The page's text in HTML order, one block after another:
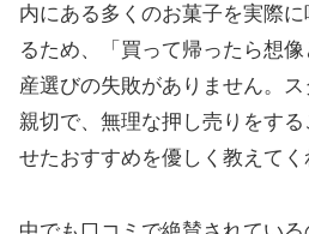
内にある多くのお菓子を実際
るため、「買って帰ったら想
産選びの失敗がありません。
親切で、無理な押し売りをす
せたおすすめを優しく教えてく